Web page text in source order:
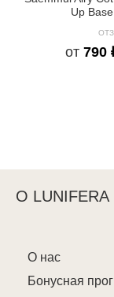
Up Base
от790
О LUNIFERA
О нас
Бонусная